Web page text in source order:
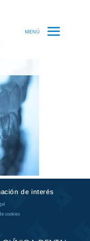
de interés
cookies